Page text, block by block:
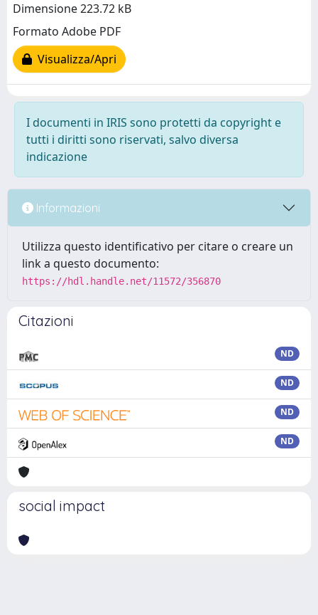
Dimensione 223.72 kB
Formato Adobe PDF
Visualizza/Apri
I documenti in IRIS sono protetti da copyright e
tutti i diritti sono riservati, salvo diversa
indicazione
Informazioni
Utilizza questo identificativo per citare o creare un
link a questo documento:
https://hdl.handle.net/11572/356870
Citazioni
ND
ND
ND
ND
social impact